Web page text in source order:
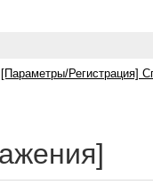
[Параметры/Регистрация]